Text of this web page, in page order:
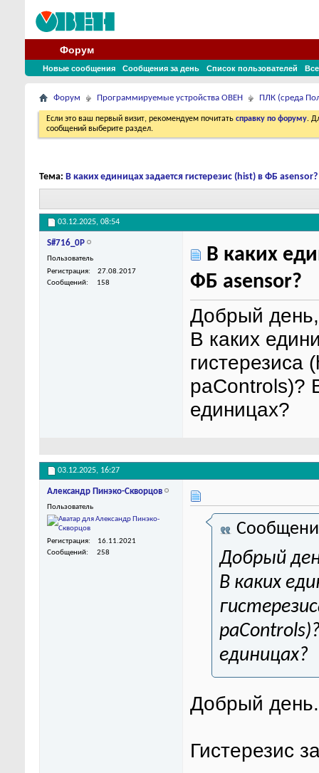
Форум
Новые сообщения Сообщения за день Список пользователей
Форум Программируемые устройства ОВЕН ПЛК (среда
Если это ваш первый визит, рекомендуем почитать справку по форуму.
сообщений выберите раздел.
Тема: В каких единицах задается гистерезис (hist) в ФБ asensor?
03.12.2025, 08:54
S#716_0P
Пользователь
Регистрация
27.08.2017
Сообщений
158
В каких
ФБ asensor?
Добрый день,
В каких
гистерезиса
paControls)?
единицах?
03.12.2025, 16:27
Александр Пинэко-Скворцов
Пользователь
Регистрация
16.11.2021
Сообщений
258
Добрый
В каких
единицах?
Добрый день.
Гистерезис